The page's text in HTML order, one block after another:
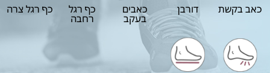
כאב בקשת דורבן כאבים
בעקב
כף רגל
רחבה
כף רגל צרה